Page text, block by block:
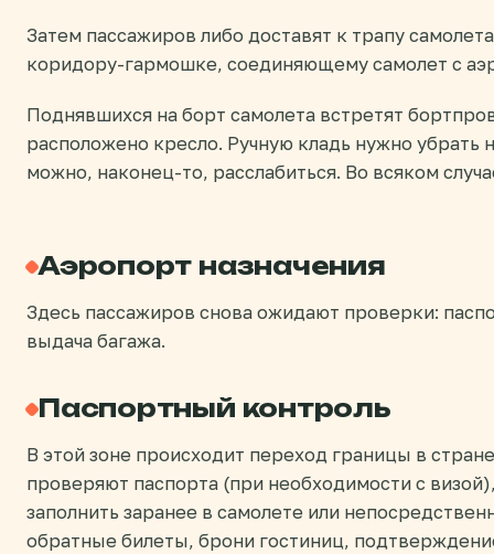
Затем пассажиров либо доставят к трапу
коридору-гармошке, соединяющему самолет с
Поднявшихся на борт самолета встретят
расположено кресло. Ручную кладь нужно убрать
можно, наконец-то, расслабиться. Во всяком
Аэропорт назначения
Здесь пассажиров снова ожидают проверки:
выдача багажа.
Паспортный контроль
В этой зоне происходит переход границы в
проверяют паспорта (при необходимости с
заполнить заранее в самолете или
обратные билеты, брони гостиниц,